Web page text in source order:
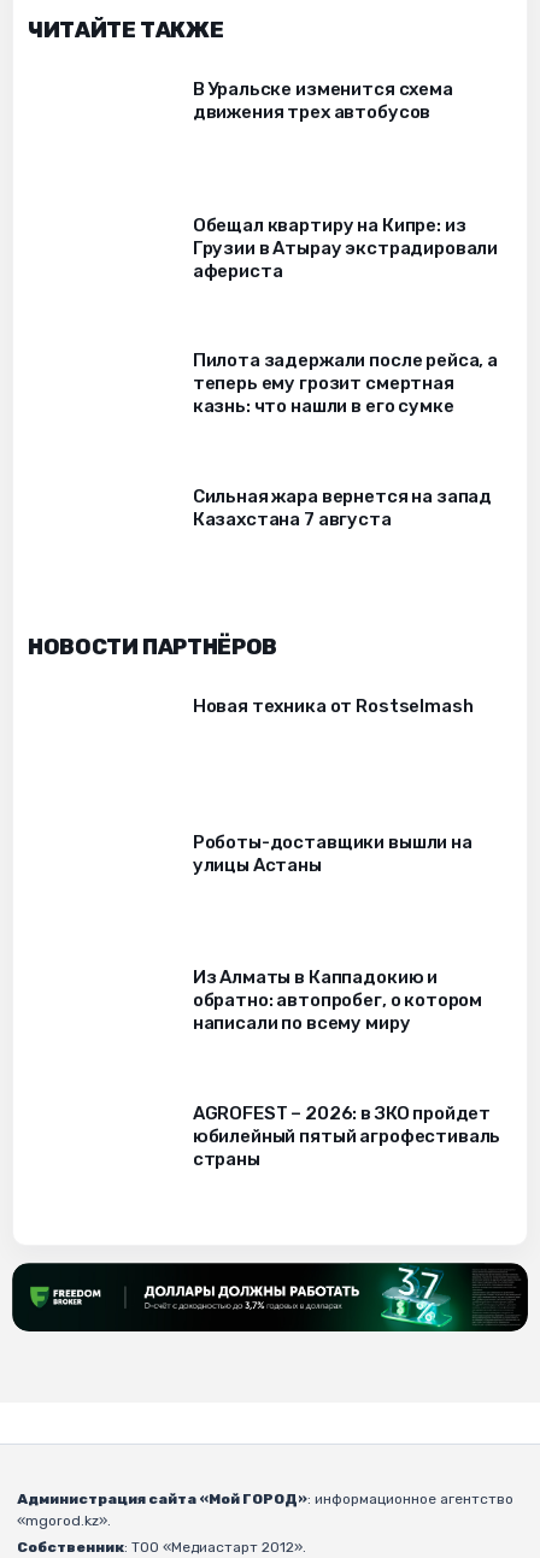
ЧИТАЙТЕ ТАКЖЕ
В Уральске изменится схема
движения трех автобусов
Обещал квартиру на Кипре: из
Грузии в Атырау экстрадировали
афериста
Пилота задержали после рейса, а
теперь ему грозит смертная
казнь: что нашли в его сумке
Сильная жара вернется на запад
Казахстана 7 августа
НОВОСТИ ПАРТНЁРОВ
Новая техника от Rostselmash
Роботы-доставщики вышли на
улицы Астаны
Из Алматы в Каппадокию и
обратно: автопробег, о котором
написали по всему миру
AGROFEST – 2026: в ЗКО пройдет
юбилейный пятый агрофестиваль
страны
Администрация сайта «Мой ГОРОД»: информационное агентство
«mgorod.kz».
Собственник: ТОО «Медиастарт 2012».